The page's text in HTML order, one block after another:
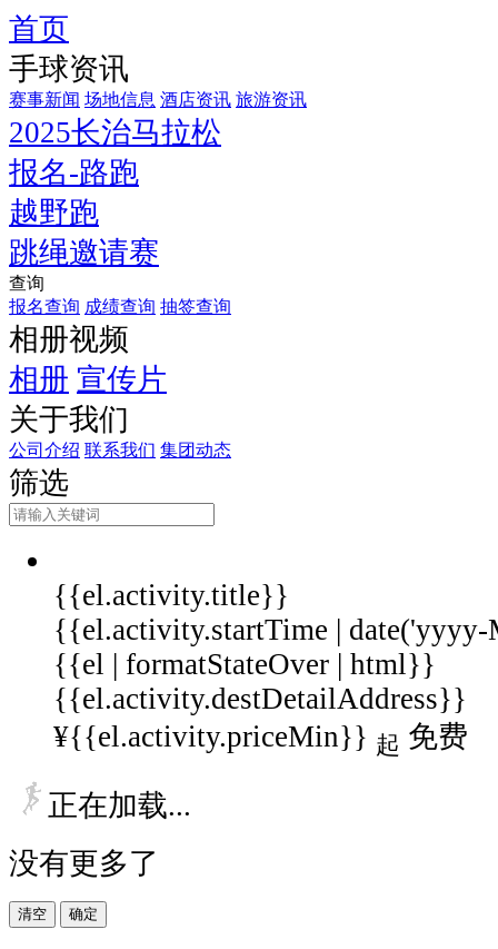
首页
手球资讯
赛事新闻 场地信息 酒店资讯 旅游资讯
2025长治马拉松
报名-路跑
越野跑
跳绳邀请赛
查询
报名查询 成绩查询 抽签查询
相册视频
相册 宣传片
关于我们
公司介绍 联系我们 集团动态
筛选
{{el.activity.title}}
{{el.activity.startTime |
{{el | formatStateOver | html}}
{{el.activity.destDetailAddress}}
¥{{el.activity.priceMin}} 起 免费
正在加载...
没有更多了
清空 确定